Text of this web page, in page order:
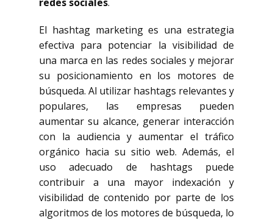
El hashtag marketing es una estrategia
efectiva para potenciar la visibilidad de
una marca en las redes sociales y mejorar
su posicionamiento en los motores de
búsqueda. Al utilizar hashtags relevantes y
populares, las empresas pueden
aumentar su alcance, generar interacción
con la audiencia y aumentar el tráfico
orgánico hacia su sitio web. Además, el
uso adecuado de hashtags puede
contribuir a una mayor indexación y
visibilidad de contenido por parte de los
algoritmos de los motores de búsqueda, lo